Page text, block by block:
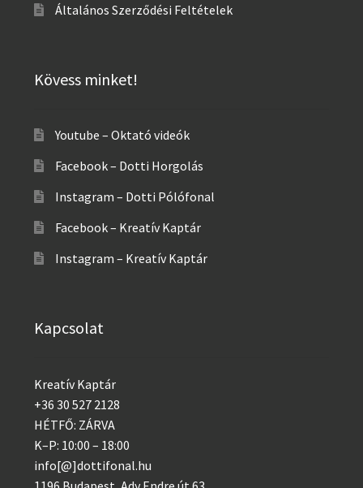
Általános Szerződési Feltételek
Kövess minket!
Youtube – Oktató videók
Facebook – Dotti Horgolás
Instagram – Dotti Pólófonal
Facebook – Kreatív Kaptár
Instagram – Kreatív Kaptár
Kapcsolat
Kreatív Kaptár
+36 30 527 2128
HÉTFŐ: ZÁRVA
K–P: 10:00 – 18:00
info[@]dottifonal.hu